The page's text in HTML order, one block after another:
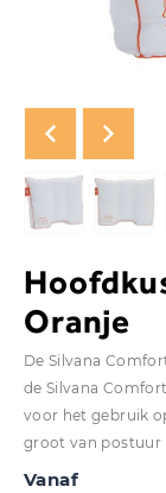
Oranje
De Silvana
de Silvana
voor het gebruik
groot van postuur
Vanaf